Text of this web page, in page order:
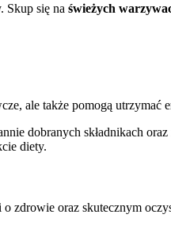
Skup się na świeżych
ale także pomogą utrzymać
dobranych składnikach
diety.
zdrowie oraz skutecznym